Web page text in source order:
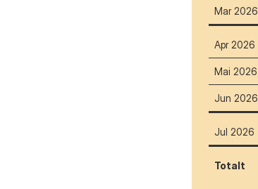
Mar 2026
Apr 2026
Mai 2026
Jun 2026
Jul 2026
Totalt